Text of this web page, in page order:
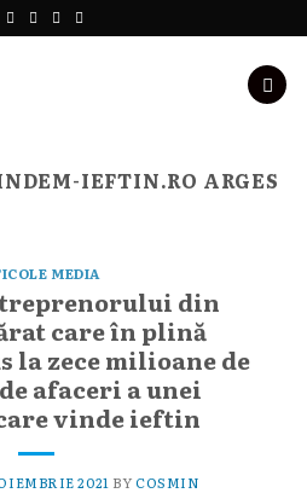
IEFTIN.RO ARGES
MEDIA
din
care în plină
la zece milioane de
afaceri a unei
vinde ieftin
2021 BYCOSMIN